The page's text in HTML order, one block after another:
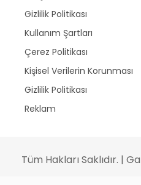
Gizlilik Politikası
Kullanım Şartları
Çerez Politikası
Kişisel Verilerin Korunması
Gizlilik Politikası
Reklam
Tüm Hakları Saklıdır. |